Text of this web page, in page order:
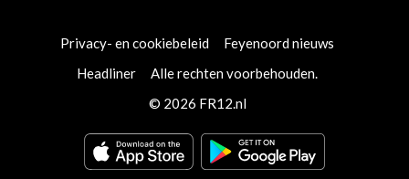
Privacy- en cookiebeleid
Feyenoord nieuws
Headliner
Alle rechten voorbehouden.
© 2026 FR12.nl